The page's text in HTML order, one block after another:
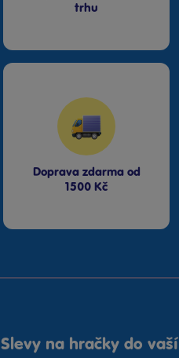
trhu
Doprava zdarma od
1500 Kč
Slevy na hračky do